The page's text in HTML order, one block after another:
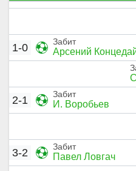
Забит
Арсений
1-0
Забит
И. Воробьев
2-1
Забит
Павел Ловгач
3-2